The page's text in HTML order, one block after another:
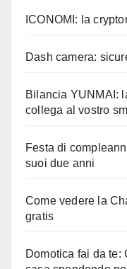
ICONOMI: la
Dash camera:
Bilancia YUNMAI:
collega al vostro
Festa di
suoi due anni
Come vedere la
gratis
Domotica fai da te: